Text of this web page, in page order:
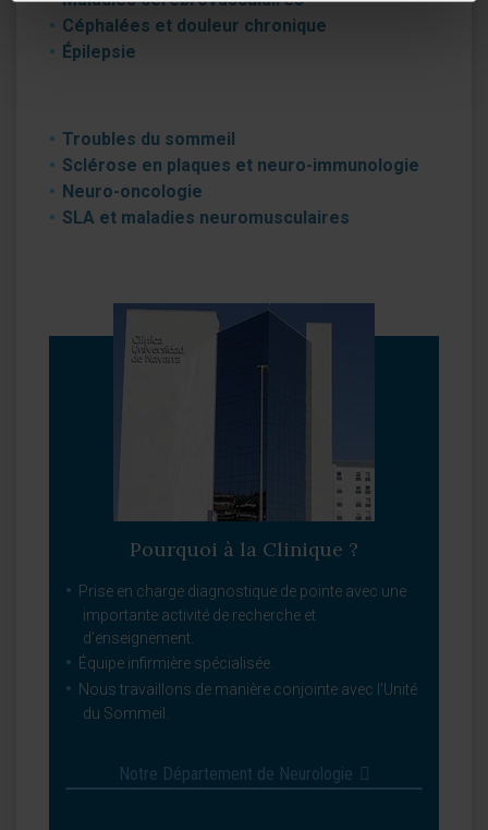
Céphalées et douleur chronique
Épilepsie
Troubles du sommeil
Sclérose en plaques et neuro-immunologie
Neuro-oncologie
SLA et maladies neuromusculaires
Pourquoi à la Clinique ?
Prise en charge diagnostique de pointe avec une
importante activité de recherche et
d’enseignement.
Équipe infirmière spécialisée.
Nous travaillons de manière conjointe avec l’Unité
du Sommeil.
Notre Département de Neurologie